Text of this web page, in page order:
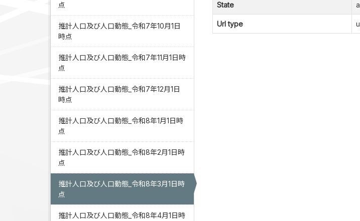
点
推計人口及び人口動態_令和7年10月1日
時点
推計人口及び人口動態_令和7年11月1日時
点
推計人口及び人口動態_令和7年12月1日
時点
推計人口及び人口動態_令和8年1月1日時
点
推計人口及び人口動態_令和8年2月1日時
点
推計人口及び人口動態_令和8年3月1日時
点
推計人口及び人口動態_令和8年4月1日時
State
Url type